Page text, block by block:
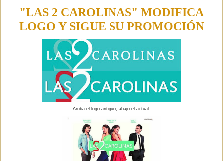
"LAS 2 CAROLINAS" MODIFICA
LOGO Y SIGUE SU PROMOCIÓN
Arriba el logo antiguo, abajo el actual